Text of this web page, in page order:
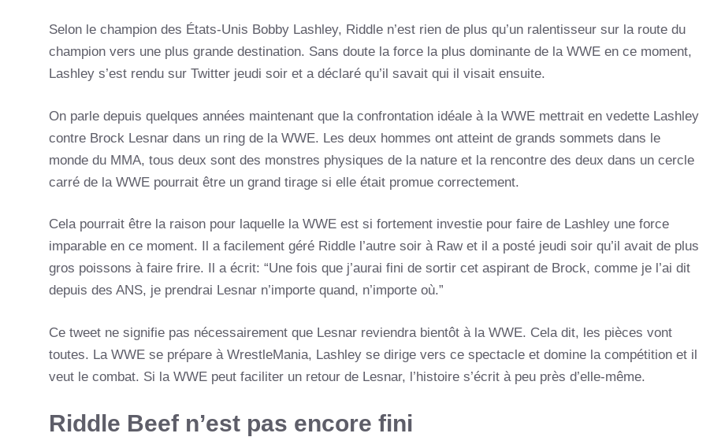
Selon le champion des États-Unis Bobby Lashley, Riddle n’est rien de plus qu’un ralentisseur sur la route du
champion vers une plus grande destination. Sans doute la force la plus dominante de la WWE en ce moment,
Lashley s’est rendu sur Twitter jeudi soir et a déclaré qu’il savait qui il visait ensuite.
On parle depuis quelques années maintenant que la confrontation idéale à la WWE mettrait en vedette Lashley
contre Brock Lesnar dans un ring de la WWE. Les deux hommes ont atteint de grands sommets dans le
monde du MMA, tous deux sont des monstres physiques de la nature et la rencontre des deux dans un cercle
carré de la WWE pourrait être un grand tirage si elle était promue correctement.
Cela pourrait être la raison pour laquelle la WWE est si fortement investie pour faire de Lashley une force
imparable en ce moment. Il a facilement géré Riddle l’autre soir à Raw et il a posté jeudi soir qu’il avait de plus
gros poissons à faire frire. Il a écrit: “Une fois que j’aurai fini de sortir cet aspirant de Brock, comme je l’ai dit
depuis des ANS, je prendrai Lesnar n’importe quand, n’importe où.”
Ce tweet ne signifie pas nécessairement que Lesnar reviendra bientôt à la WWE. Cela dit, les pièces vont
toutes. La WWE se prépare à WrestleMania, Lashley se dirige vers ce spectacle et domine la compétition et il
veut le combat. Si la WWE peut faciliter un retour de Lesnar, l’histoire s’écrit à peu près d’elle-même.
Riddle Beef n’est pas encore fini